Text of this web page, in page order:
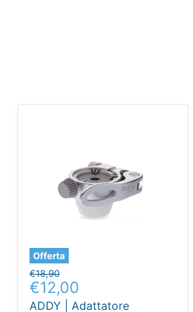
Offerta
Prezzo
originale
€18,90
Prezzo
attuale
€12,00
ADDY | Adattatore